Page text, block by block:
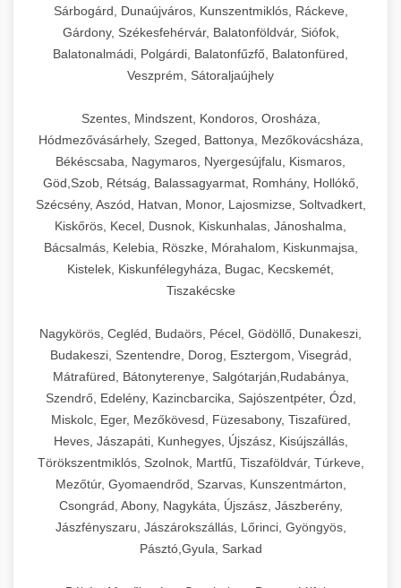
Sárbogárd, Dunaújváros, Kunszentmiklós, Ráckeve,
Gárdony, Székesfehérvár, Balatonföldvár, Siófok,
Balatonalmádi, Polgárdi, Balatonfűzfő, Balatonfüred,
Veszprém, Sátoraljaújhely
Szentes, Mindszent, Kondoros, Orosháza,
Hódmezővásárhely, Szeged, Battonya, Mezőkovácsháza,
Békéscsaba, Nagymaros, Nyergesújfalu, Kismaros,
Göd,Szob, Rétság, Balassagyarmat, Romhány, Hollókő,
Szécsény, Aszód, Hatvan, Monor, Lajosmizse, Soltvadkert,
Kiskőrös, Kecel, Dusnok, Kiskunhalas, Jánoshalma,
Bácsalmás, Kelebia, Röszke, Mórahalom, Kiskunmajsa,
Kistelek, Kiskunfélegyháza, Bugac, Kecskemét,
Tiszakécske
Nagykörös, Cegléd, Budaörs, Pécel, Gödöllő, Dunakeszi,
Budakeszi, Szentendre, Dorog, Esztergom, Visegrád,
Mátrafüred, Bátonyterenye, Salgótarján,Rudabánya,
Szendrő, Edelény, Kazincbarcika, Sajószentpéter, Ózd,
Miskolc, Eger, Mezőkövesd, Füzesabony, Tiszafüred,
Heves, Jászapáti, Kunhegyes, Újszász, Kisújszállás,
Törökszentmiklós, Szolnok, Martfű, Tiszaföldvár, Túrkeve,
Mezőtúr, Gyomaendrőd, Szarvas, Kunszentmárton,
Csongrád, Abony, Nagykáta, Újszász, Jászberény,
Jászfényszaru, Jászárokszállás, Lőrinci, Gyöngyös,
Pásztó,Gyula, Sarkad